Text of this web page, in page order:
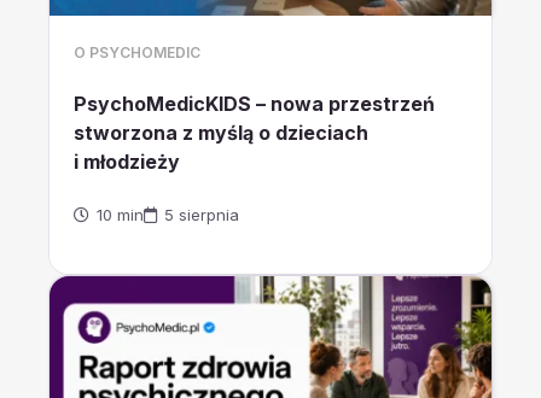
O PSYCHOMEDIC
PsychoMedicKIDS – nowa przestrzeń
stworzona z myślą o dzieciach
i młodzieży
10 min 5 sierpnia